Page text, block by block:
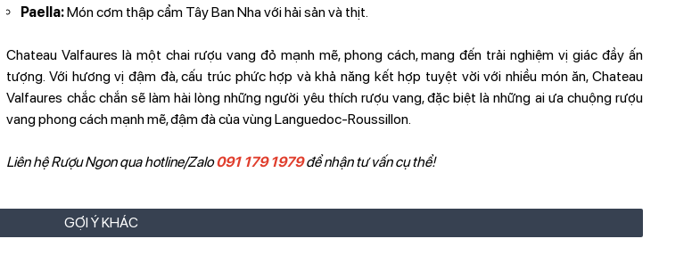
Paella:Món cơm thập cẩm Tây Ban Nha với hải sản và thịt.
Chateau Valfaures là một chai rượu vang đỏ mạnh mẽ, phong cách, mang đến trải nghiệm vị giác đầy ấn
tượng. Với hương vị đậm đà, cấu trúc phức hợp và khả năng kết hợp tuyệt vời với nhiều món ăn, Chateau
Valfaures chắc chắn sẽ làm hài lòng những người yêu thích rượu vang, đặc biệt là những ai ưa chuộng rượu
vang phong cách mạnh mẽ, đậm đà của vùng Languedoc-Roussillon.
Liên hệ Rượu Ngon qua hotline/Zalo091 179 1979để nhận tư vấn cụ thể!
GỢI Ý KHÁC